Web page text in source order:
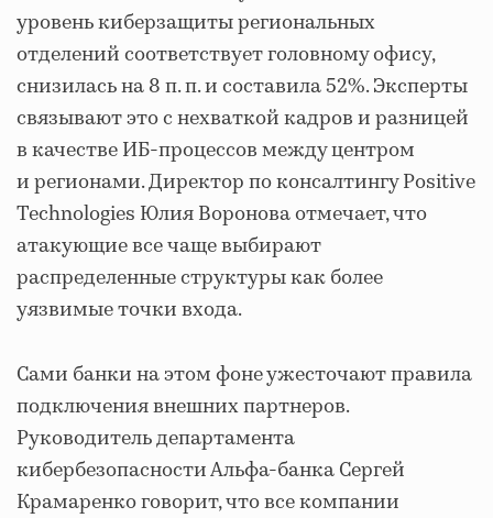
уровень киберзащиты региональных
отделений соответствует головному офису,
снизилась на 8 п. п. и составила 52%. Эксперты
связывают это с нехваткой кадров и разницей
в качестве ИБ-процессов между центром
и регионами. Директор по консалтингу Positive
Technologies Юлия Воронова отмечает, что
атакующие все чаще выбирают
распределенные структуры как более
уязвимые точки входа.
Сами банки на этом фоне ужесточают правила
подключения внешних партнеров.
Руководитель департамента
кибербезопасности Альфа-банка Сергей
Крамаренко говорит, что все компании